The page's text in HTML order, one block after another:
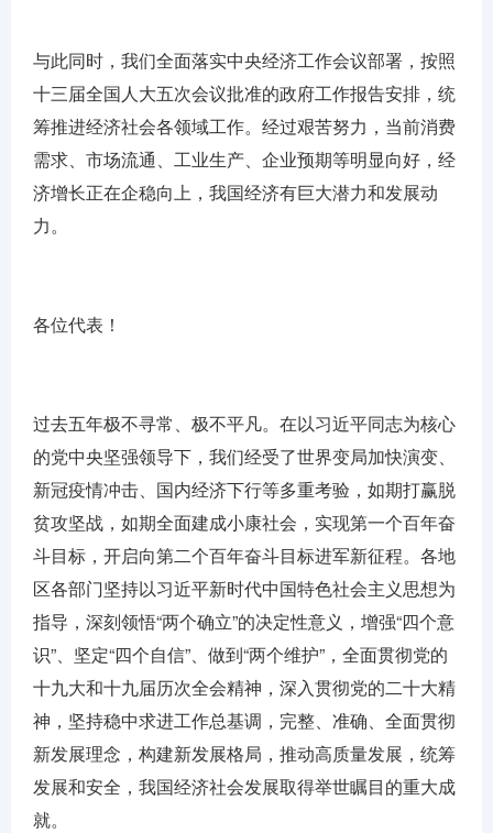
与此同时，我们全面落实中央经济工作会议部署，按照
十三届全国人大五次会议批准的政府工作报告安排，统
筹推进经济社会各领域工作。经过艰苦努力，当前消费
需求、市场流通、工业生产、企业预期等明显向好，经
济增长正在企稳向上，我国经济有巨大潜力和发展动
力。
各位代表！
过去五年极不寻常、极不平凡。在以习近平同志为核心
的党中央坚强领导下，我们经受了世界变局加快演变、
新冠疫情冲击、国内经济下行等多重考验，如期打赢脱
贫攻坚战，如期全面建成小康社会，实现第一个百年奋
斗目标，开启向第二个百年奋斗目标进军新征程。各地
区各部门坚持以习近平新时代中国特色社会主义思想为
指导，深刻领悟“两个确立”的决定性意义，增强“四个意
识”、坚定“四个自信”、做到“两个维护”，全面贯彻党的
十九大和十九届历次全会精神，深入贯彻党的二十大精
神，坚持稳中求进工作总基调，完整、准确、全面贯彻
新发展理念，构建新发展格局，推动高质量发展，统筹
发展和安全，我国经济社会发展取得举世瞩目的重大成
就。